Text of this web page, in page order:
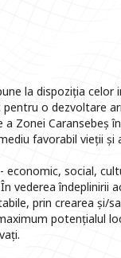
la dispoziția celor
o dezvoltare
Zonei Caransebeș
favorabil vieții
social,
vederea îndeplinirii
prin crearea și/
potențialul